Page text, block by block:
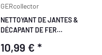
GERcollector
NETTOYANT DE JANTES &
DÉCAPANT DE FER
10,99 € *